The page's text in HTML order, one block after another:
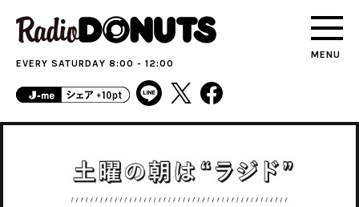
MENU
EVERY SATURDAY 8:00 - 12:00